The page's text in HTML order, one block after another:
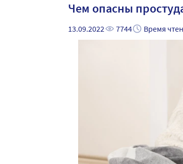
Чем опасны
13.09.2022 7744 Время